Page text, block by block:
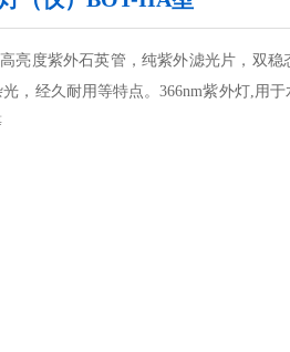
亮度紫外石英管，纯紫外滤光片，双
，经久耐用等特点。366nm紫外灯,用